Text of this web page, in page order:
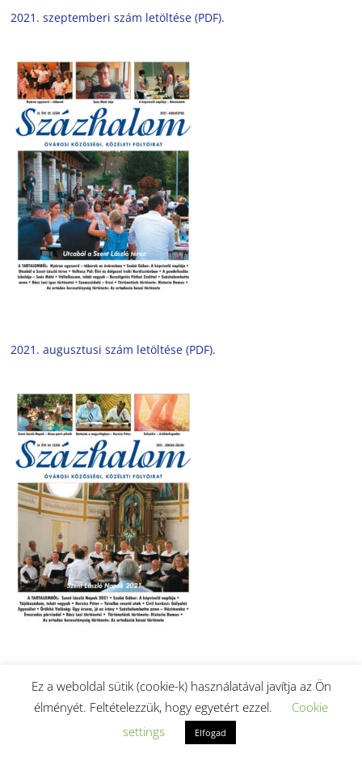
2021. szeptemberi szám letöltése (PDF).
2021. augusztusi szám letöltése (PDF).
2021. június-júliusi szám letöltése (PDF).
Ez a weboldal sütik (cookie-k) használatával javítja az Ön
élményét. Feltételezzük, hogy egyetért ezzel.
Cookie
settings
Elfogad